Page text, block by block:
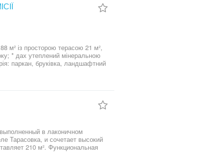
м² із просторою терасою 21 м²,
паркан, бруківка, ландшафтний
Нової пошти та зупинка
в лаконичном
Тарасовка, и сочетает высокий